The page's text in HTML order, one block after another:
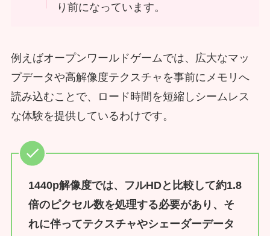
り前になっています。
例えばオープンワールドゲームでは、広大なマッ
プデータや高解像度テクスチャを事前にメモリへ
読み込むことで、ロード時間を短縮しシームレス
な体験を提供しているわけです。
1440p解像度では、フルHDと比較して約1.8
倍のピクセル数を処理する必要があり、そ
れに伴ってテクスチャやシェーダーデータ